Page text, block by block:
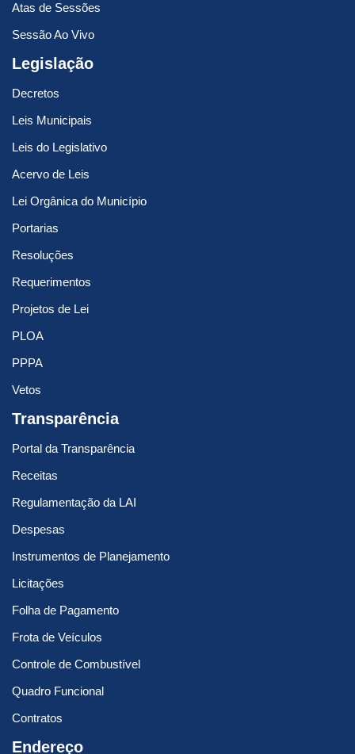
Atas de Sessões
Sessão Ao Vivo
Legislação
Decretos
Leis Municipais
Leis do Legislativo
Acervo de Leis
Lei Orgânica do Município
Portarias
Resoluções
Requerimentos
Projetos de Lei
PLOA
PPPA
Vetos
Transparência
Portal da Transparência
Receitas
Regulamentação da LAI
Despesas
Instrumentos de Planejamento
Licitações
Folha de Pagamento
Frota de Veículos
Controle de Combustível
Quadro Funcional
Contratos
Endereço